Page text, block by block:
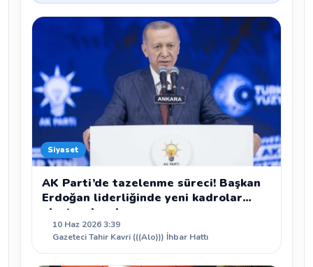
Siyaset
AK Parti’de tazelenme süreci! Başkan
Erdoğan liderliğinde yeni kadrolar
oluşturulacak
10 Haz 2026 3:39
Gazeteci Tahir Kavri (((Alo))) İhbar Hattı